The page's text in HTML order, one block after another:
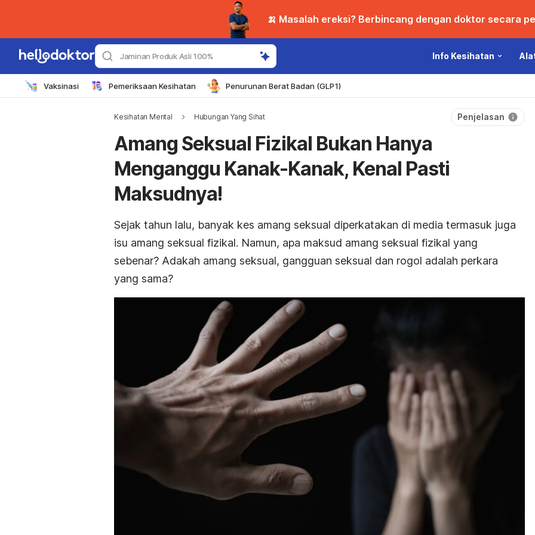
🍌 Masalah ereksi? Berbincang dengan doktor secara
Jaminan Produk Asli 100% Info Kesihatan
Vaksinasi Pemeriksaan Kesihatan Penurunan Berat Badan (GLP1)
Kesihatan Mental Hubungan Yang Sihat Penjelasan
Amang Seksual Fizikal Bukan Hanya
Menganggu Kanak-Kanak, Kenal Pasti
Maksudnya!
Sejak tahun lalu, banyak kes amang seksual diperkatakan di media termasuk juga
isu amang seksual fizikal. Namun, apa maksud amang seksual fizikal yang
sebenar? Adakah amang seksual, gangguan seksual dan rogol adalah perkara
yang sama?